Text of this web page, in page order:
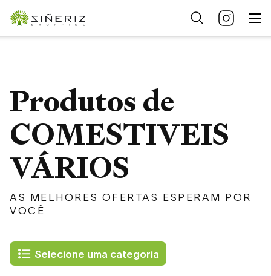
Produtos de
COMESTIVEIS
VÁRIOS
AS MELHORES OFERTAS ESPERAM POR
VOCÊ
Selecione uma categoria